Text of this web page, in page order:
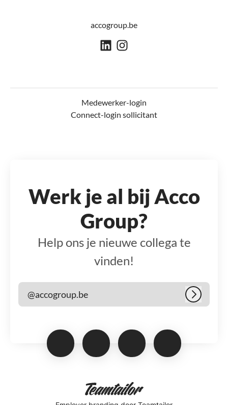
accogroup.be
Medewerker-login
Connect-login sollicitant
Werk je al bij Acco
Group?
Help ons je nieuwe collega te
vinden!
@accogroup.be Inloggen